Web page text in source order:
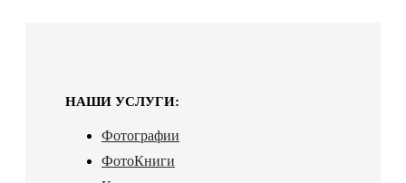
НАШИ УСЛУГИ:
Фотографии
ФотоКниги